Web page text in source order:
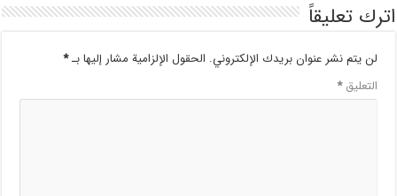
اترك تعليقاً
لن يتم نشر عنوان بريدك الإلكتروني. الحقول الإلزامية مشار إليها بـ*
التعليق*